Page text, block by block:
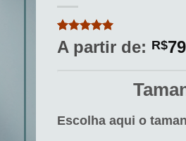
Avaliado
como5de
1
A partir de: R$
Escolha aqui o